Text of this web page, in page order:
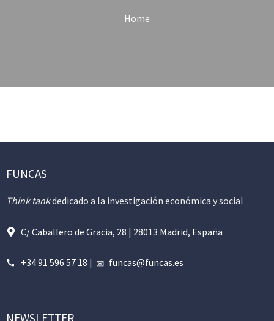
Home
FUNCAS
Think tankdedicado a la investigación económica y social
C/ Caballero de Gracia, 28 | 28013 Madrid, España
+34 91 596 57 18 | funcas@funcas.es